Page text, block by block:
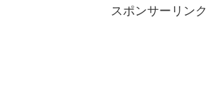
スポンサーリンク